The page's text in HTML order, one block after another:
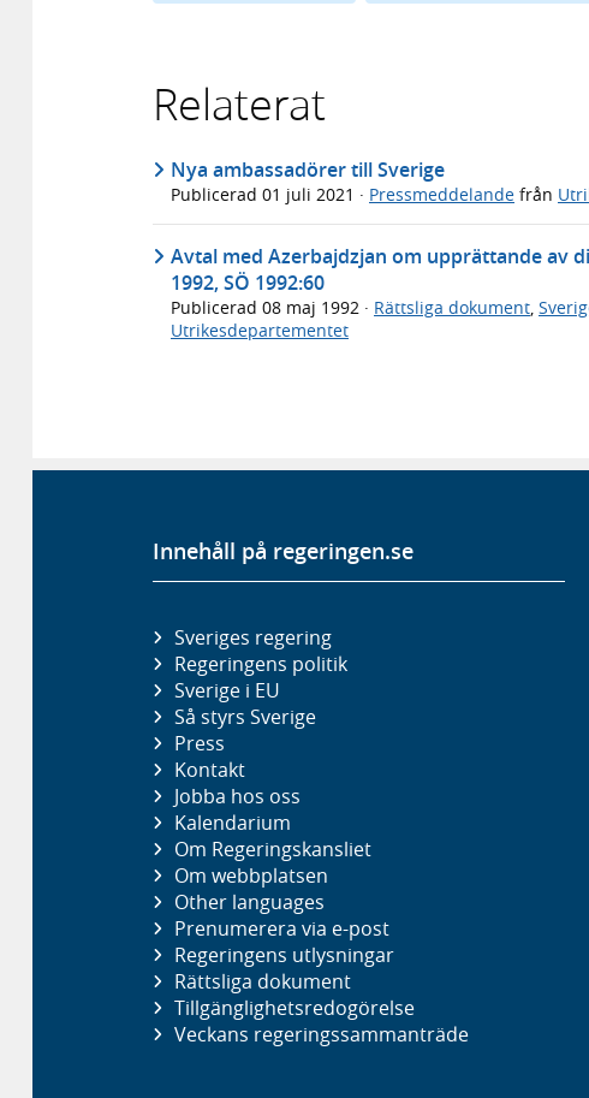
Relaterat
Nya ambassadörer till Sverige
Publicerad 01 juli 2021 · Pressmeddelande från
Avtal med Azerbajdzjan om upprättande av
1992, SÖ 1992:60
Publicerad 08 maj 1992 · Rättsliga dokument,
Utrikesdepartementet
Innehåll på regeringen.se
Sveriges regering
Regeringens politik
Sverige i EU
Så styrs Sverige
Press
Kontakt
Jobba hos oss
Kalendarium
Om Regeringskansliet
Om webbplatsen
Other languages
Prenumerera via e-post
Regeringens utlysningar
Rättsliga dokument
Tillgänglighetsredogörelse
Veckans regeringssammanträde